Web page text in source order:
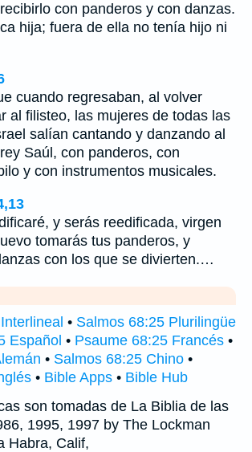
con panderos y con danzas.
hija; fuera de ella no tenía hijo ni
cuando regresaban, al volver
al filisteo, las mujeres de todas las
salían cantando y danzando al
Saúl, con panderos, con
y con instrumentos musicales.
y serás reedificada, virgen
tomarás tus panderos, y
con los que se divierten.…
• Salmos 68:25 Plurilingüe
Español • Psaume 68:25 Francés •
• Salmos 68:25 Chino •
• Bible Apps • Bible Hub
son tomadas de La Biblia de las
1995, 1997 by The Lockman
Habra, Calif,